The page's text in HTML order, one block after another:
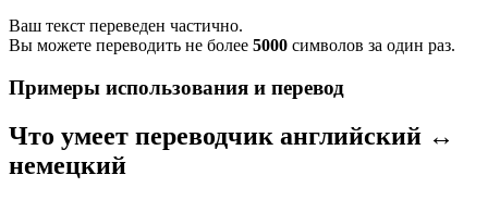
Ваш текст переведен частично.
Вы можете переводить не более 5000 символов за один раз.
Примеры использования и перевод
Что умеет переводчик английский ↔
немецкий